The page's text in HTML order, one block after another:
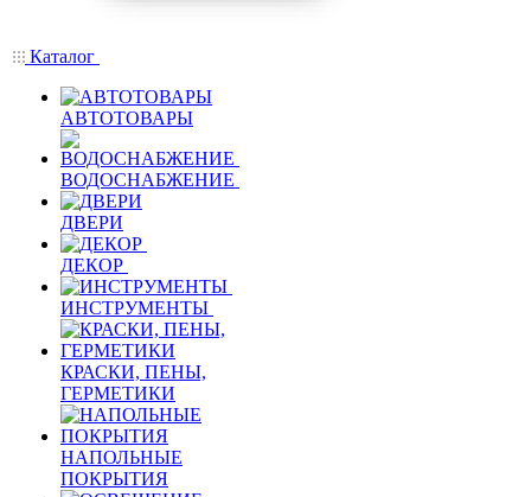
Каталог
АВТОТОВАРЫ
ВОДОСНАБЖЕНИЕ
ДВЕРИ
ДЕКОР
ИНСТРУМЕНТЫ
КРАСКИ, ПЕНЫ,
ГЕРМЕТИКИ
НАПОЛЬНЫЕ
ПОКРЫТИЯ